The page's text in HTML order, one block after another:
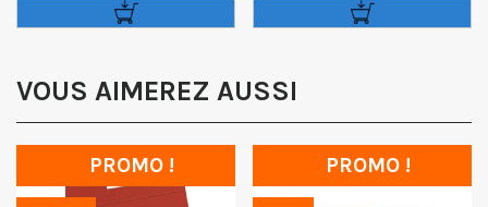
VOUS AIMEREZ AUSSI
PROMO ! PROMO !